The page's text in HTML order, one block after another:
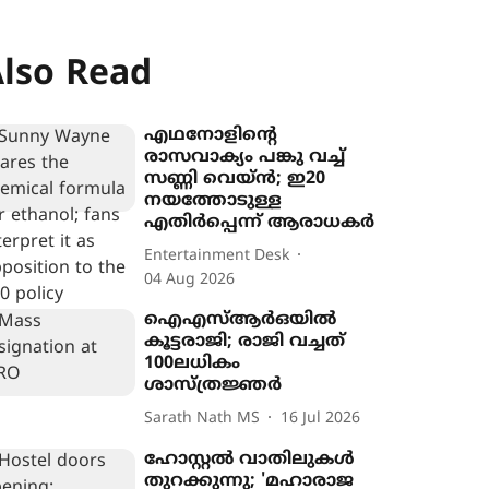
Read
എഥനോളിന്‍റെ
രാസവാക്യം പങ്കു വച്ച്
സണ്ണി വെയ്ൻ; ഇ20
നയത്തോടുള്ള
എതിർപ്പെന്ന് ആരാധകർ
Entertainment Desk
04 Aug 2026
ഐഎസ്ആർഒയിൽ
കൂട്ടരാജി; രാജി വച്ചത്
100ലധികം
ശാസ്ത്രജ്ഞർ
Sarath Nath MS 16 Jul 2026
ഹോസ്റ്റൽ വാതിലുകൾ
തുറക്കുന്നു; 'മഹാരാജ